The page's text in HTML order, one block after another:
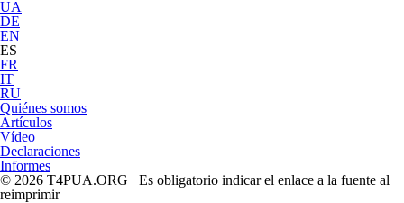
UA
DE
EN
ES
FR
IT
RU
Quiénes somos
Artículos
Vídeo
Declaraciones
Informes
© 2026 T4PUA.ORG Es obligatorio indicar el enlace a la fuente al
reimprimir